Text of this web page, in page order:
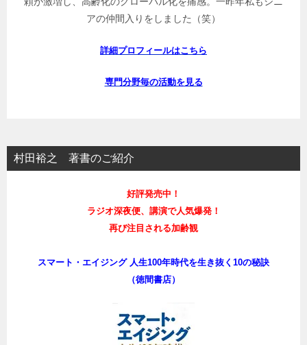
アの仲間入りをしました（笑）
詳細プロフィールはこちら
専門分野毎の活動を見る
村田裕之 著書のご紹介
好評発売中！
ラジオ深夜便、講演で人気爆発！
再び注目される加齢観
スマート・エイジング 人生100年時代を生き抜く10の秘訣
（徳間書店）